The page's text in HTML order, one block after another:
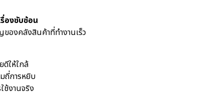
องซับซ้อน
ของคลังสินค้าที่ทำงานเร็ว
ดีให้ใกล้
ถี่การหยิบ
ช้งานจริง